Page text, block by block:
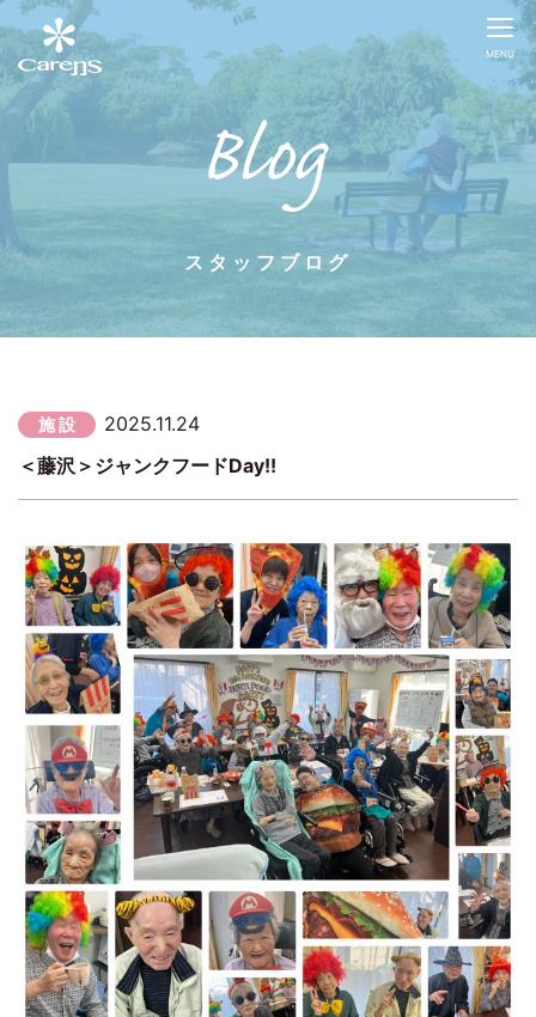
MENU
スタッフブログ
施 設
2025.11.24
＜藤沢＞ジャンクフードDay!!